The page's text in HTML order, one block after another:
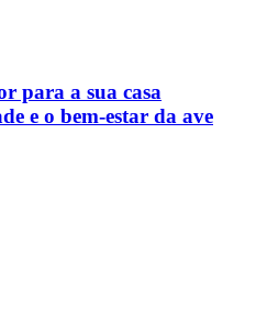
para a sua casa
e o bem-estar da ave